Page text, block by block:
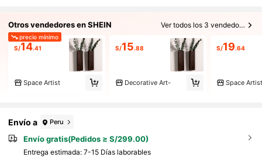
Otros vendedores en SHEIN Ver todos los 3 vendedores
precio mínimo
S/14.41
Space Artist
S/15.88
Decorative Art-
S/19.64
Space Artist
Envío a Peru
Envío gratis(Pedidos ≥ S/299.00)
Entrega estimada: 7-15 Días laborables